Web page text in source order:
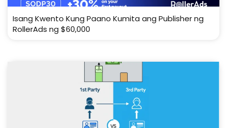
Isang Kwento Kung Paano Kumita ang Publisher ng
RollerAds ng $60,000